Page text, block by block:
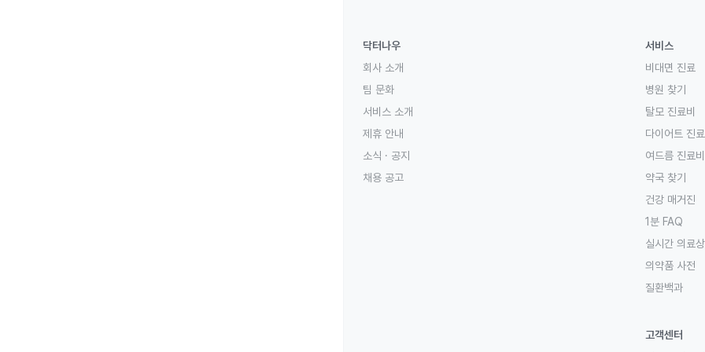
닥터나우
회사 소개
팀 문화
서비스 소개
제휴 안내
소식 · 공지
채용 공고
서비스
비대면 진료
병원 찾기
탈모 진료비
다이어트 진료
여드름 진료비
약국 찾기
건강 매거진
1분 FAQ
실시간 의료
의약품 사전
질환백과
고객센터